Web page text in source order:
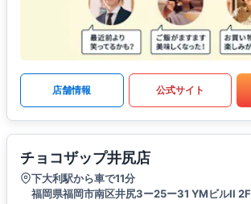
店舗情報 公式サイト
チョコザップ井尻店
下大利駅から車で11分
福岡県福岡市南区井尻3ー25ー31 YMビルII 2F